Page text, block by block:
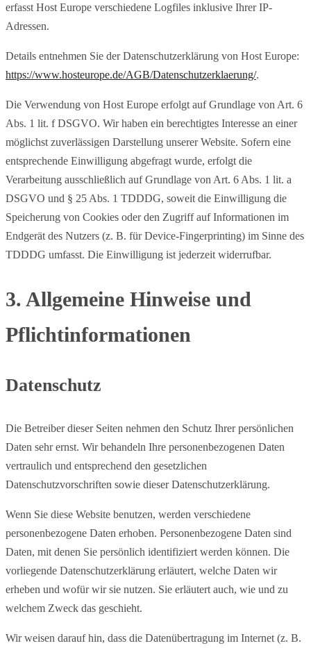
erfasst Host Europe verschiedene Logfiles inklusive Ihrer IP-
Adressen.
Details entnehmen Sie der Datenschutzerklärung von Host Europe:
https://www.hosteurope.de/AGB/Datenschutzerklaerung/.
Die Verwendung von Host Europe erfolgt auf Grundlage von Art. 6
Abs. 1 lit. f DSGVO. Wir haben ein berechtigtes Interesse an einer
möglichst zuverlässigen Darstellung unserer Website. Sofern eine
entsprechende Einwilligung abgefragt wurde, erfolgt die
Verarbeitung ausschließlich auf Grundlage von Art. 6 Abs. 1 lit. a
DSGVO und § 25 Abs. 1 TDDDG, soweit die Einwilligung die
Speicherung von Cookies oder den Zugriff auf Informationen im
Endgerät des Nutzers (z. B. für Device-Fingerprinting) im Sinne des
TDDDG umfasst. Die Einwilligung ist jederzeit widerrufbar.
3. Allgemeine Hinweise und
Pflicht­informationen
Datenschutz
Die Betreiber dieser Seiten nehmen den Schutz Ihrer persönlichen
Daten sehr ernst. Wir behandeln Ihre personenbezogenen Daten
vertraulich und entsprechend den gesetzlichen
Datenschutzvorschriften sowie dieser Datenschutzerklärung.
Wenn Sie diese Website benutzen, werden verschiedene
personenbezogene Daten erhoben. Personenbezogene Daten sind
Daten, mit denen Sie persönlich identifiziert werden können. Die
vorliegende Datenschutzerklärung erläutert, welche Daten wir
erheben und wofür wir sie nutzen. Sie erläutert auch, wie und zu
welchem Zweck das geschieht.
Wir weisen darauf hin, dass die Datenübertragung im Internet (z. B.